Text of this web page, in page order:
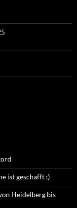
ist geschafft :)
Heidelberg bis